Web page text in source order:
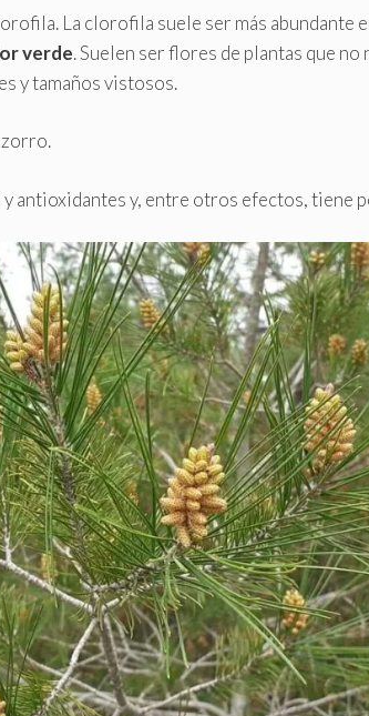
La clorofila suele ser más abundante
verde. Suelen ser flores de plantas que
y tamaños vistosos.
zorro.
antioxidantes y, entre otros efectos, tiene